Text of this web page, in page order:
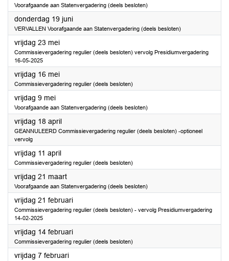
Voorafgaande aan Statenvergadering (deels besloten)
donderdag 19 juni2025
VERVALLEN Voorafgaande aan Statenvergadering (deels besloten)
vrijdag 23 mei2025
Commissievergadering regulier (deels besloten) vervolg Presidiumvergadering
16-05-2025
vrijdag 16 mei2025
Commissievergadering regulier (deels besloten)
vrijdag 9 mei2025
Voorafgaande aan Statenvergadering (deels besloten)
vrijdag 18 april2025
GEANNULEERD Commissievergadering regulier (deels besloten) -optioneel
vervolg
vrijdag 11 april2025
Commissievergadering regulier (deels besloten)
vrijdag 21 maart2025
Voorafgaande aan Statenvergadering (deels besloten)
vrijdag 21 februari2025
Commissievergadering regulier (deels besloten) - vervolg Presidiumvergadering
14-02-2025
vrijdag 14 februari2025
Commissievergadering regulier (deels besloten)
vrijdag 7 februari2025